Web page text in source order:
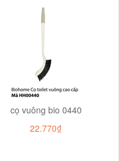
cọ vuông bio 0440
22.770₫